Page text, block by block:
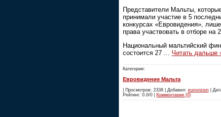
Представители Мальты,
принимали участие в 5
конкурсах «Евровидения»,
права участвовать в отборе на
Национальный мальтийский
состоится 27 ... Читать дальше
Категория:
Евровидение Мальта
| Просмотров: 2338 | Добавил: eurovision |
Рейтинг: 0.0/0 | Комментарии (0)